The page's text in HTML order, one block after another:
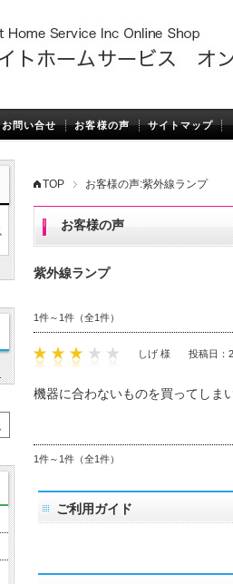
お問い合せ お客様の声 サイトマップ
TOP お客様の声:紫外線ランプ
お客様の声
紫外線ランプ
1件～1件（全1件）
しげ 様 投稿日：
機器に合わないものを買ってしま
1件～1件（全1件）
ご利用ガイド